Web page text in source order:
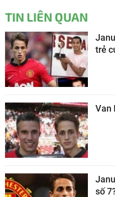
TIN LIÊN QUAN
trẻ
Van
số